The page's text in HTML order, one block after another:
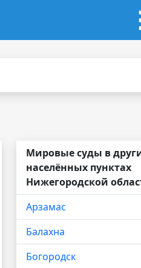
Мировые суды в
населённых пунктах
Нижегородской
Арзамас
Балахна
Богородск